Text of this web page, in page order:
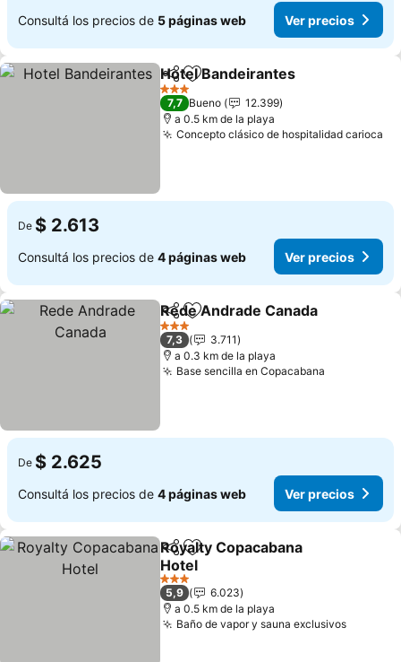
Consultá los precios de 5 páginas web Ver precios
CompartirAñadir a favoritos
Hotel Bandeirantes
3 Estrellas
7,7 Bueno
12.399
a 0.5 km de la playa
Concepto clásico de hospitalidad carioca
De $ 2.613
Consultá los precios de 4 páginas web Ver precios
CompartirAñadir a favoritos
Rede Andrade Canada
3 Estrellas
7,3
3.711
a 0.3 km de la playa
Base sencilla en Copacabana
De $ 2.625
Consultá los precios de 4 páginas web Ver precios
CompartirAñadir a favoritos
Royalty Copacabana
Hotel
Ver precios
3 Estrellas
5,9
6.023
a 0.5 km de la playa
Baño de vapor y sauna exclusivosVer